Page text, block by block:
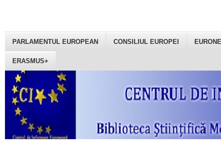
PARLAMENTUL EUROPEAN CONSILIUL EUROPEI
ERASMUS+